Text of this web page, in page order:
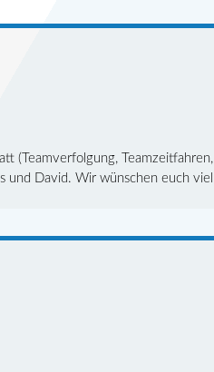
(Teamverfolgung, Teamzeitfahren,
und David. Wir wünschen euch